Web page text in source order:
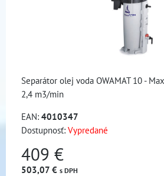
Separátor olej voda OWAMAT 10 -
2,4 m3/min
EAN: 4010347
Dostupnosť: Vypredané
409 €
503,07 € s DPH